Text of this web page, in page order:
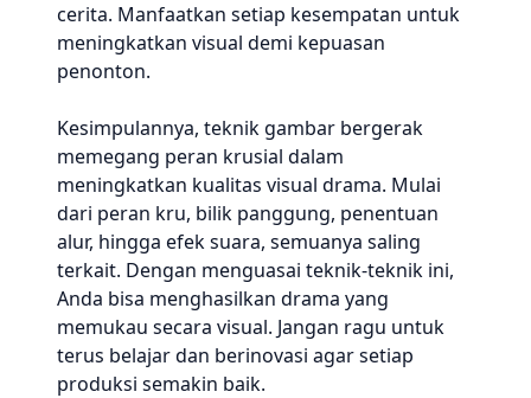
cerita. Manfaatkan setiap kesempatan untuk
meningkatkan visual demi kepuasan
penonton.
Kesimpulannya, teknik gambar bergerak
memegang peran krusial dalam
meningkatkan kualitas visual drama. Mulai
dari peran kru, bilik panggung, penentuan
alur, hingga efek suara, semuanya saling
terkait. Dengan menguasai teknik-teknik ini,
Anda bisa menghasilkan drama yang
memukau secara visual. Jangan ragu untuk
terus belajar dan berinovasi agar setiap
produksi semakin baik.